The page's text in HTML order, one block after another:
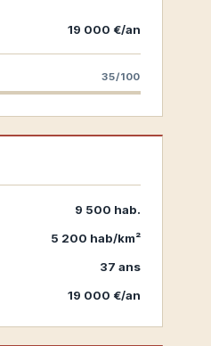
19 000 €/an
35/100
9 500 hab.
5 200 hab/km²
37 ans
19 000 €/an